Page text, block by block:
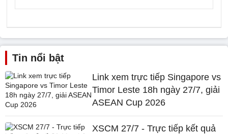
Tin nổi bật
Link xem trực tiếp Singapore vs
Timor Leste 18h ngày 27/7, giải
ASEAN Cup 2026
XSCM 27/7 - Trực tiếp kết quả